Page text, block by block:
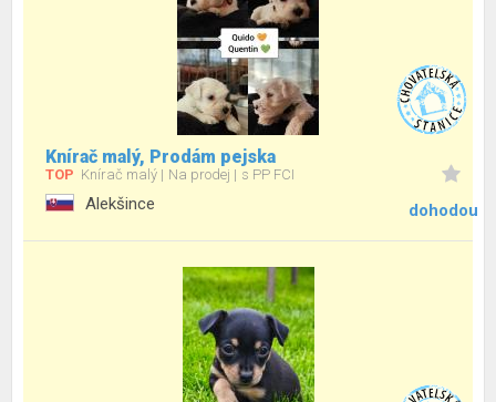
Knírač malý, Prodám pejska
TOP Knírač malý Na prodej s PP FCI
Alekšince dohodou